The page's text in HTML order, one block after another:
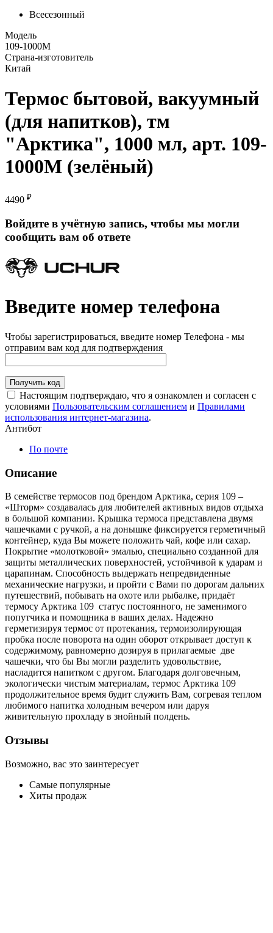
Всесезонный
Модель
109-1000М
Страна-изготовитель
Китай
Термос бытовой, вакуумный
(для напитков), тм
"Арктика", 1000 мл, арт. 109-
1000М (зелёный)
4490 ₽
Войдите в учётную запись, чтобы мы могли
сообщить вам об ответе
Введите номер телефона
Чтобы зарегистрироваться, введите номер Телефона - мы
отправим вам код для подтверждения
Получить код
Настоящим подтверждаю, что я ознакомлен и согласен с
условиями Пользовательским соглашением и Правилами
использования интернет-магазина.
Антибот
По почте
Описание
В семействе термосов под брендом Арктика, серия 109 –
«Шторм» создавалась для любителей активных видов отдыха
в большой компании. Крышка термоса представлена двумя
чашечками с ручкой, а на донышке фиксируется герметичный
контейнер, куда Вы можете положить чай, кофе или сахар.
Покрытие «молотковой» эмалью, специально созданной для
защиты металлических поверхностей, устойчивой к ударам и
царапинам. Способность выдержать непредвиденные
механические нагрузки, и пройти с Вами по дорогам дальних
путешествий, побывать на охоте или рыбалке, придаёт
термосу Арктика 109 статус постоянного, не заменимого
попутчика и помощника в ваших делах. Надежно
герметизируя термос от протекания, термоизолирующая
пробка после поворота на один оборот открывает доступ к
содержимому, равномерно дозируя в прилагаемые две
чашечки, что бы Вы могли разделить удовольствие,
насладится напитком с другом. Благодаря долговечным,
экологически чистым материалам, термос Арктика 109
продолжительное время будит служить Вам, согревая теплом
любимого напитка холодным вечером или даруя
живительную прохладу в знойный полдень.
Отзывы
Возможно, вас это заинтересует
Самые популярные
Хиты продаж